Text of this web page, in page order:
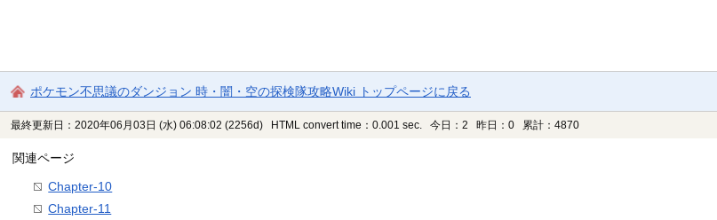
ポケモン不思議のダンジョン 時・闇・空の探検隊攻略Wiki トップページに戻る
最終更新日：2020年06月03日 (水) 06:08:02 (2256d) HTML convert time：0.001 sec. 今日：2 昨日：0 累計：4870
関連ページ
Chapter-10
Chapter-11